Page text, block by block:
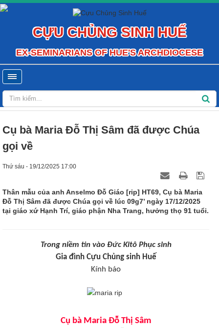
CỰU CHỦNG SINH HUẾ
EX-SEMINARIANS OF HUE'S ARCHDIOCESE
Cụ bà Maria Đỗ Thị Sâm đã được Chúa
gọi về
Thứ sáu - 19/12/2025 17:00
Thân mẫu của anh Anselmo Đỗ Giáo [rip] HT69, Cụ bà Maria
Đỗ Thị Sâm đã được Chúa gọi về lúc 09g7’ ngày 17/12/2025
tại giáo xứ Hạnh Trí, giáo phận Nha Trang, hưởng thọ 91 tuổi.
Trong niềm tin vào Đức Kitô Phục sinh
Gia đình Cựu Chủng sinh Huế
Kính báo
Cụ bà Maria Đỗ Thị Sâm